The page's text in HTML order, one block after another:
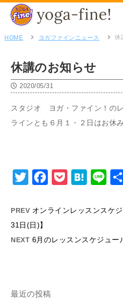
HOME ヨガファインニュース 休
休講のお知らせ
2020/05/31
スタジオ ヨガ・ファイン！の
ラインとも６月１・２日はお休み
Twitter
Facebook
Pocket
PREV オンラインレッスンスケ
31日(日)】
NEXT 6月のレッスンスケジュー
最近の投稿